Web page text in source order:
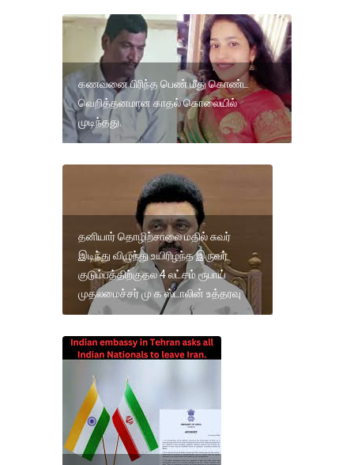
கணவனை பிரிந்த பெண் மீது கொண்ட
வெறித்தனமான காதல் கொலையில்
முடிந்தது.
தனியார் தொழிற்சாலை மதில் சுவர்
இடிந்து விழுந்து உயிரிழந்த இருவர்
குடும்பத்திற்குதல 4 லட்சம் ரூபாய்
முதலமைச்சர் மு க ஸ்டாலின் உத்தரவு